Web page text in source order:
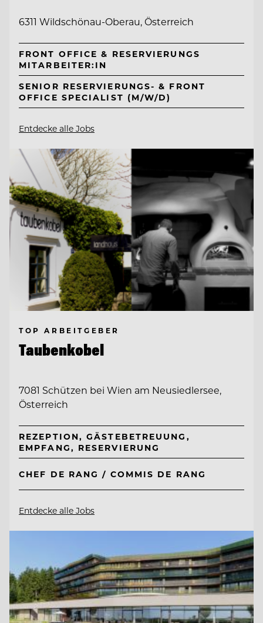
6311 Wildschönau-Oberau, Österreich
FRONT OFFICE & RESERVIERUNGS
MITARBEITER:IN
SENIOR RESERVIERUNGS- & FRONT
OFFICE SPECIALIST (M/W/D)
Entdecke alle Jobs
TOP ARBEITGEBER
Taubenkobel
7081 Schützen bei Wien am Neusiedlersee,
Österreich
REZEPTION, GÄSTEBETREUUNG,
EMPFANG, RESERVIERUNG
CHEF DE RANG / COMMIS DE RANG
Entdecke alle Jobs